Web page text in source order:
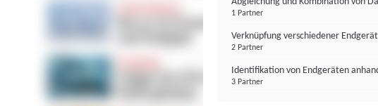
1 Partner
Verknüpfung verschiedener
2 Partner
Identifikation von Endgeräten
3 Partner